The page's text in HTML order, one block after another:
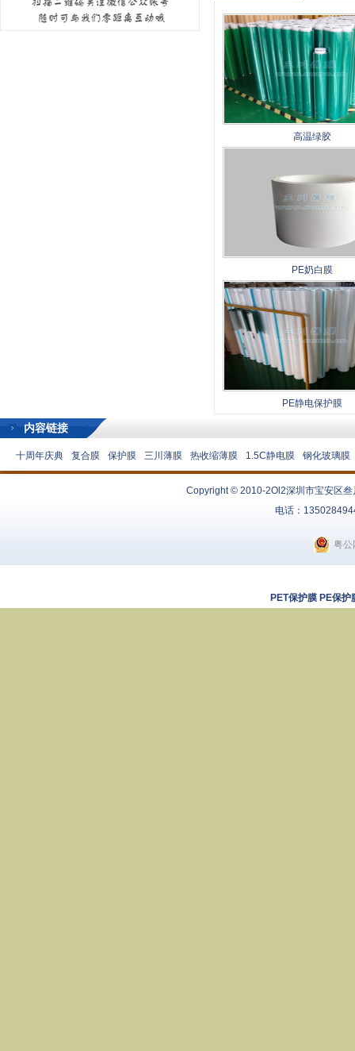
高温绿胶
PE奶白膜
PE静电保护膜
内容链接
十周年庆典 复合膜 保护膜 三川薄膜 热收缩薄膜 1.5C静电膜 钢化玻璃膜
Copyright © 2010-2Ol2深圳市宝安区
电话：
粤
PET保护膜 PE保护